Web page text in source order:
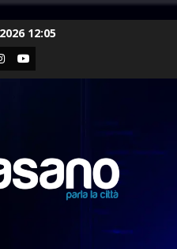
12:05
Youtube